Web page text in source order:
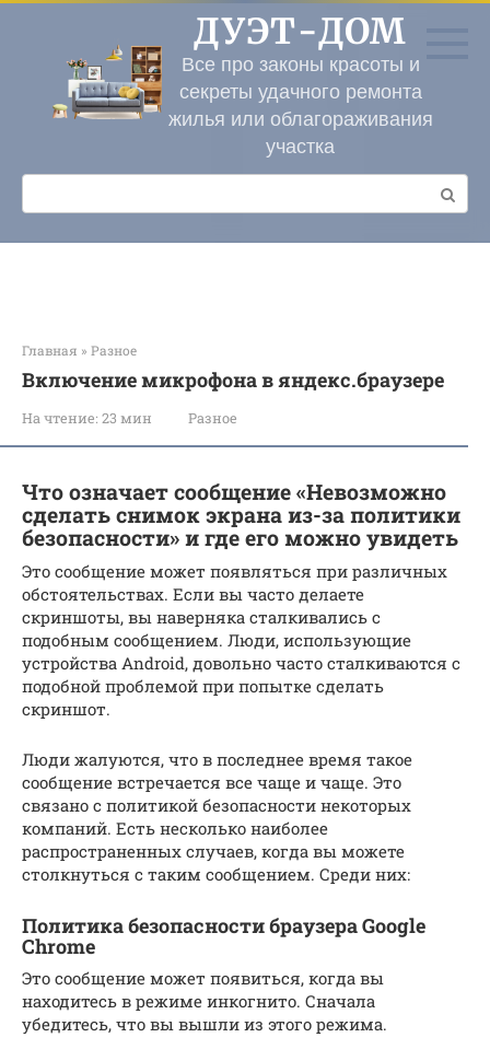
Перейти
контенту
ДУЭТ-ДОМ
Все про законы красоты и
секреты удачного ремонта
жилья или облагораживания
участка
Поиск:
Главная » Разное
Включение микрофона в яндекс.браузере
На чтение: 23 мин Разное
Что означает сообщение «Невозможно
сделать снимок экрана из-за политики
безопасности» и где его можно увидеть
Это сообщение может появляться при различных
обстоятельствах. Если вы часто делаете
скриншоты, вы наверняка сталкивались с
подобным сообщением. Люди, использующие
устройства Android, довольно часто сталкиваются с
подобной проблемой при попытке сделать
скриншот.
Люди жалуются, что в последнее время такое
сообщение встречается все чаще и чаще. Это
связано с политикой безопасности некоторых
компаний. Есть несколько наиболее
распространенных случаев, когда вы можете
столкнуться с таким сообщением. Среди них:
Политика безопасности браузера Google
Chrome
Это сообщение может появиться, когда вы
находитесь в режиме инкогнито. Сначала
убедитесь, что вы вышли из этого режима.